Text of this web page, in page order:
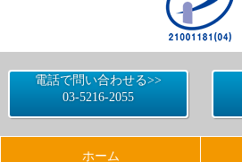
電話で問い合わせる>>
03-5216-2055
ホーム